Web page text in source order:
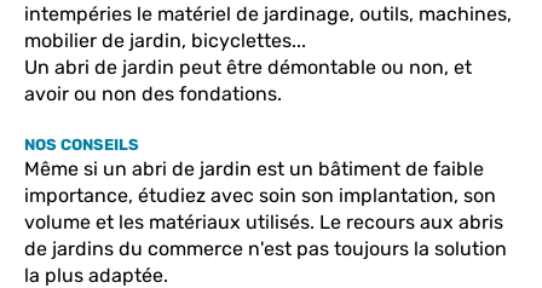
intempéries le matériel de jardinage, outils, machines,
mobilier de jardin, bicyclettes...
Un abri de jardin peut être démontable ou non, et
avoir ou non des fondations.
NOS CONSEILS
Même si un abri de jardin est un bâtiment de faible
importance, étudiez avec soin son implantation, son
volume et les matériaux utilisés. Le recours aux abris
de jardins du commerce n'est pas toujours la solution
la plus adaptée.